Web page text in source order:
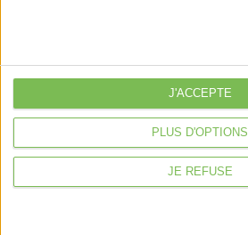
PLUS D'OPTIONS
JE REFUSE
J'ACCEPTE
Je sécurise mon activité
Violette la comptable
Déclaration Impôt sur le Revenu
Loueur en Meublé